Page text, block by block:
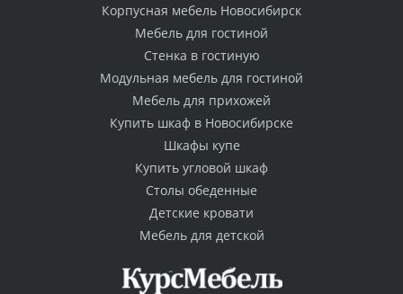
Корпусная мебель Новосибирск
Мебель для гостиной
Стенка в гостиную
Модульная мебель для гостиной
Мебель для прихожей
Купить шкаф в Новосибирске
Шкафы купе
Купить угловой шкаф
Столы обеденные
Детские кровати
Мебель для детской